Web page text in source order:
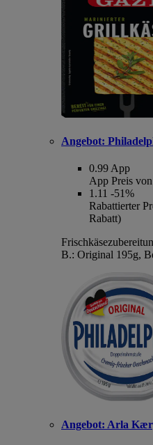
Angebot:
0.99 App
App Preis
1.11 -51%
Rabattierter
Rabatt)
B.: Original 195g,
Angebot: Arla